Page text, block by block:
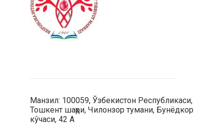
Манзил: 100059, Ўзбекистон Республикаси,
Тошкент шаҳри, Чилонзор тумани, Бунёдкор
кўчаси, 42 А